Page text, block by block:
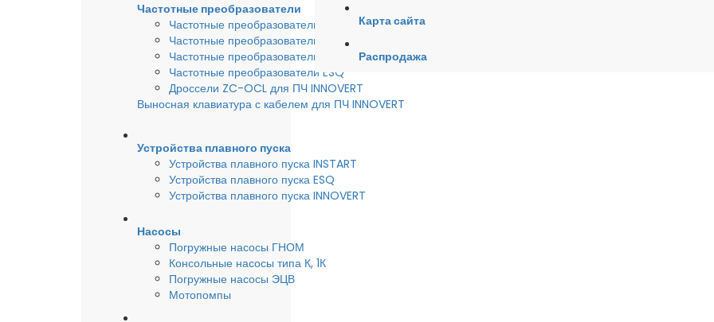
Частотные преобразователи
Частотные преобразователи INSTART
Частотные преобразователи INNOVERT
Частотные преобразователи HYUNDAI
Частотные преобразователи ESQ
Дроссели ZC-OCL для ПЧ INNOVERT
Выносная клавиатура с кабелем для ПЧ INNOVERT
Устройства плавного пуска
Устройства плавного пуска INSTART
Устройства плавного пуска ESQ
Устройства плавного пуска INNOVERT
Насосы
Погружные насосы ГНОМ
Консольные насосы типа К, 1К
Погружные насосы ЭЦВ
Мотопомпы
Карта сайта
Распродажа